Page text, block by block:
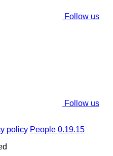
Follow us
Follow us
policy People 0.19.15